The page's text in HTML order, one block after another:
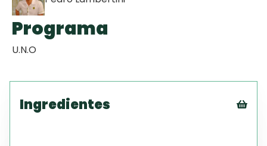
Programa
U.N.O
Ingredientes